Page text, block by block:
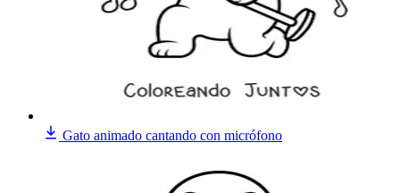
Gato animado cantando con micrófono